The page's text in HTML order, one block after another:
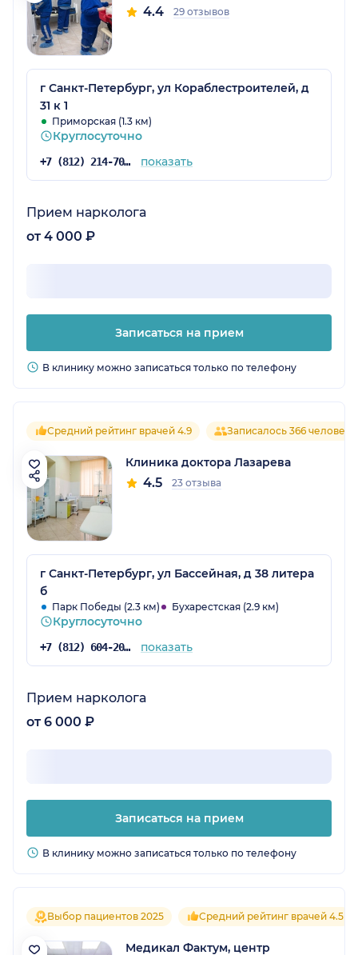
4.4 29 отзывов
г Санкт-Петербург, ул Кораблестроителей, д
31 к 1
Приморская (1.3 км)
Круглосуточно
+7 (812) 214-70-65 показать
Прием нарколога
от 4 000 ₽
Записаться на прием
В клинику можно записаться только по телефону
Средний рейтинг врачей 4.9 Записалось 366 человек
Клиника доктора Лазарева
4.5 23 отзыва
г Санкт-Петербург, ул Бассейная, д 38 литера
б
Парк Победы (2.3 км) Бухарестская (2.9 км)
Круглосуточно
+7 (812) 604-20-48 показать
Прием нарколога
от 6 000 ₽
Записаться на прием
В клинику можно записаться только по телефону
Выбор пациентов 2025 Средний рейтинг врачей 4.5
Медикал Фактум, центр